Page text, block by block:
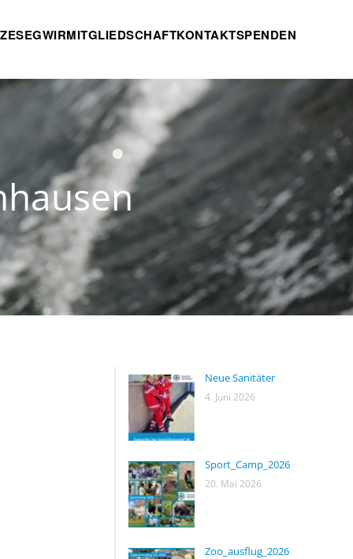
SEGWIRMITGLIEDSCHAFTKONTAKTSPENDEN
Neue Sanitäter
4. Juni 2026
Sport_Camp_2026
20. Mai 2026
Zoo_ausflug_2026